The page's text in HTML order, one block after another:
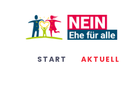
START AKTUELL